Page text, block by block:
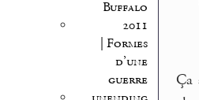
Buffalo
2011
| Formes
d’une
guerre
Ça